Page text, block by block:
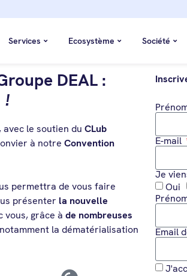
Services Ecosystème Société
DEAL :
!
le soutien du CLub
à notre Convention
permettra de vous faire
présenter la nouvelle
vous, grâce à de nombreuses
la dématérialisation
E-mail
Je
Oui
Email